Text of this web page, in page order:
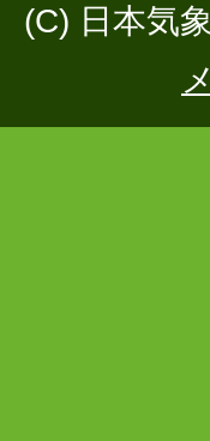
(C) 日本気